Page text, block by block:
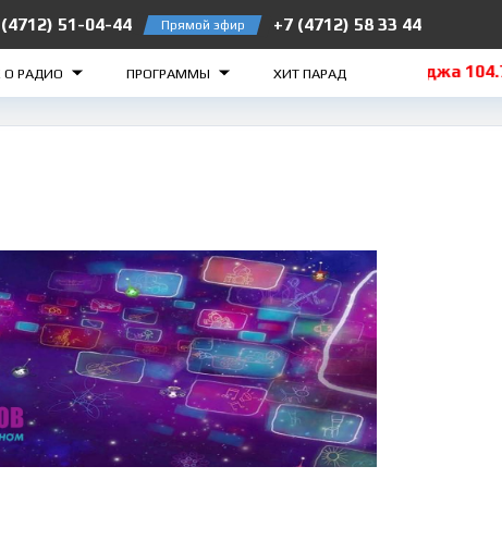
51-04-44 Прямой эфир +7 (4712) 58 33 44
О РАДИО ПРОГРАММЫ ХИТ ПАРАД
105.2 FM Рыльск 106.5 FM Суджа 104.7 FM